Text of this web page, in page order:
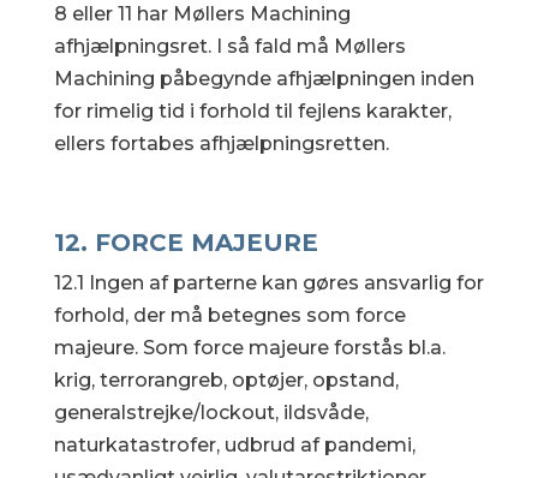
8 eller 11 har Møllers Machining
afhjælpningsret. I så fald må Møllers
Machining påbegynde afhjælpningen inden
for rimelig tid i forhold til fejlens karakter,
ellers fortabes afhjælpningsretten.
12. FORCE MAJEURE
12.1 Ingen af parterne kan gøres ansvarlig for
forhold, der må betegnes som force
majeure. Som force majeure forstås bl.a.
krig, terrorangreb, optøjer, opstand,
generalstrejke/lockout, ildsvåde,
naturkatastrofer, udbrud af pandemi,